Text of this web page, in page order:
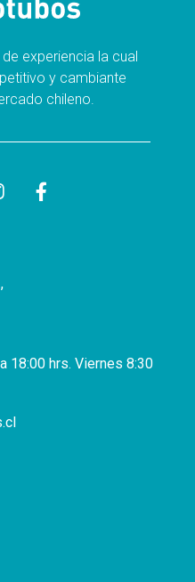
experiencia la cual
y cambiante
chileno.
18:00 hrs. Viernes 8:30